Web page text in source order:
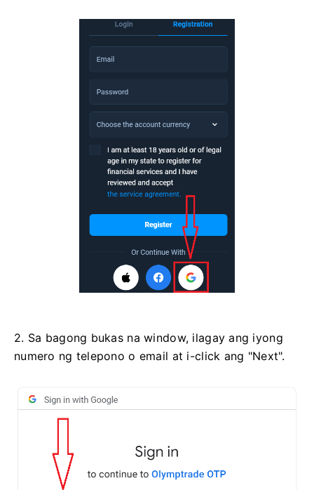
2. Sa bagong bukas na window, ilagay ang iyong
numero ng telepono o email at i-click ang "Next".